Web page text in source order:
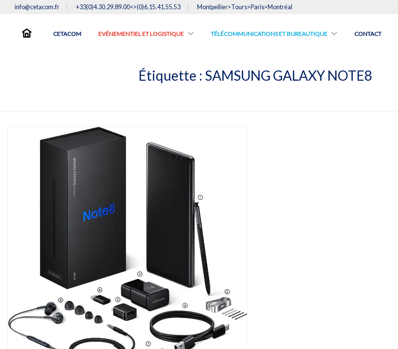
info@cetacom.fr +33(0)4.30.29.89.00<>(0)6.15.41.55.53 Montpellier>Tours>Paris>Montréal
CETACOM EVÉNEMENTIEL ET LOGISTIQUE TÉLÉCOMMUNICATIONS ET BUREAUTIQUE CONTACT
Étiquette : SAMSUNG GALAXY NOTE8